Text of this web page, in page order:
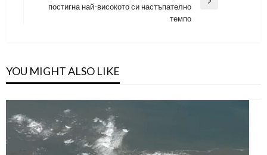
Nextпостигна най-високото си настъпателно
темпо
YOU MIGHT ALSO LIKE